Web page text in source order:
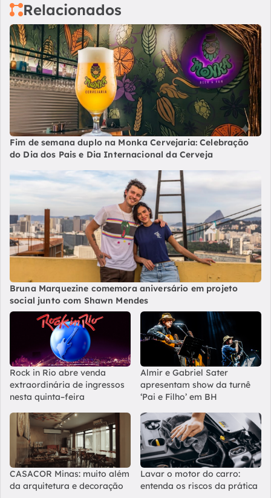
Relacionados
Fim de semana duplo na Monka Cervejaria: Celebração
do Dia dos Pais e Dia Internacional da Cerveja
Bruna Marquezine comemora aniversário em projeto
social junto com Shawn Mendes
Rock in Rio abre venda
extraordinária de ingressos
nesta quinta–feira
Almir e Gabriel Sater
apresentam show da turnê
‘Pai e Filho’ em BH
CASACOR Minas: muito além
da arquitetura e decoração
Lavar o motor do carro:
entenda os riscos da prática